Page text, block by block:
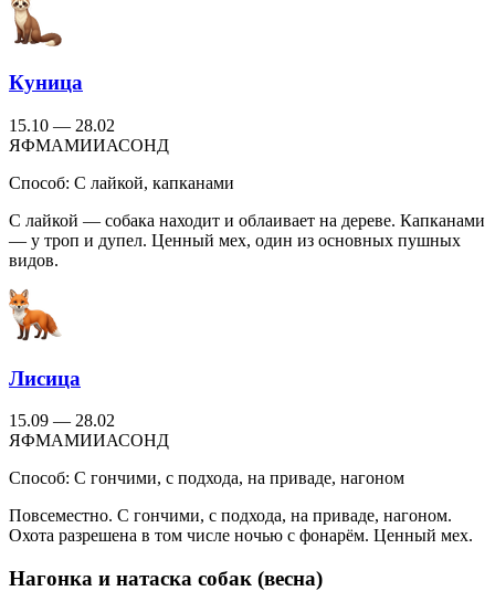
Куница
15.10 — 28.02
ЯФМАМИИАСОНД
Способ: С лайкой, капканами
С лайкой — собака находит и облаивает на дереве. Капканами
— у троп и дупел. Ценный мех, один из основных пушных
видов.
Лисица
15.09 — 28.02
ЯФМАМИИАСОНД
Способ: С гончими, с подхода, на приваде, нагоном
Повсеместно. С гончими, с подхода, на приваде, нагоном.
Охота разрешена в том числе ночью с фонарём. Ценный мех.
Нагонка и натаска собак (весна)